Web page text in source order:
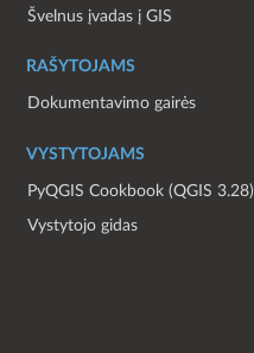
Švelnus įvadas į GIS
RAŠYTOJAMS
Dokumentavimo gairės
VYSTYTOJAMS
PyQGIS Cookbook (QGIS 3.28)
Vystytojo gidas